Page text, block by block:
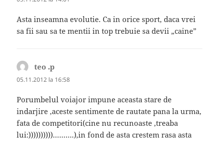
Asta inseamna evolutie. Ca in orice sport, daca vrei
sa fii sau sa te mentii in top trebuie sa devii „caine”
teo .p
05.11.2012 la 16:58
Porumbelul voiajor impune aceasta stare de
indarjire ,aceste sentimente de rautate pana la urma,
fata de competitori(cine nu recunoaste ,treaba
lui:))))))))))……….),in fond de asta crestem rasa asta